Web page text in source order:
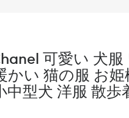
可愛い 犬
かい 猫の服 お
中型犬 洋服 散